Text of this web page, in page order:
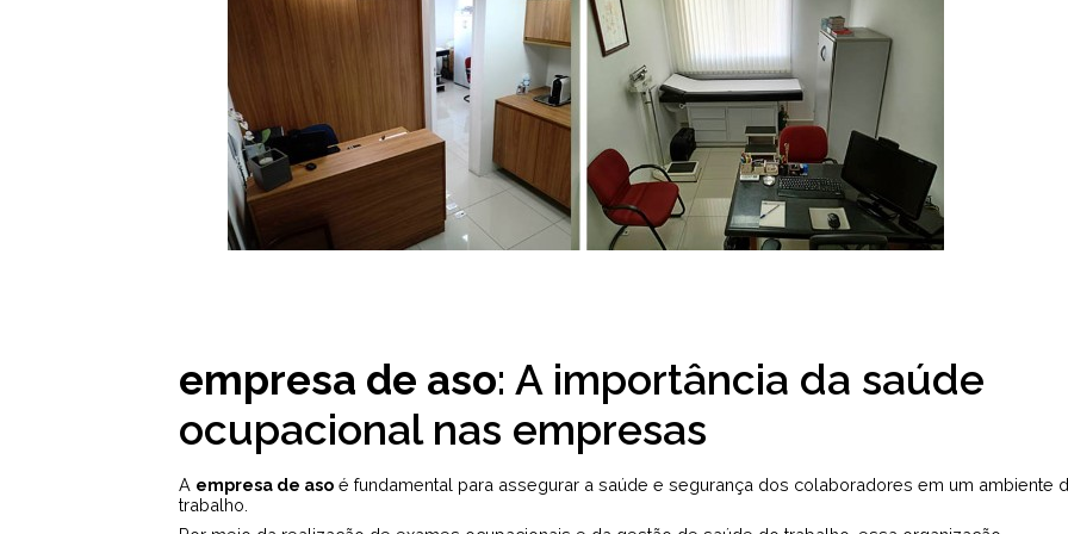
empresa de aso: A importância da saúde
ocupacional nas empresas
A empresa de aso é fundamental para assegurar a saúde e segurança dos colaboradores em um ambiente
trabalho.